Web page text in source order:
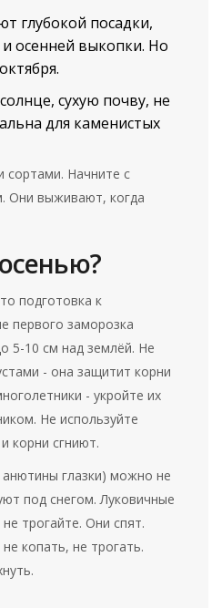
глубокой посадки,
осенней выкопки. Но
сухую почву, не
для каменистых
сортами. Начните с
Они выживают, когда
подготовка к
первого заморозка
5-10 см над землёй. Не
- она защитит корни
- укройте их
Не используйте
корни сгниют.
глазки) можно не
под снегом. Луковичные
трогайте. Они спят.
копать, не трогать.